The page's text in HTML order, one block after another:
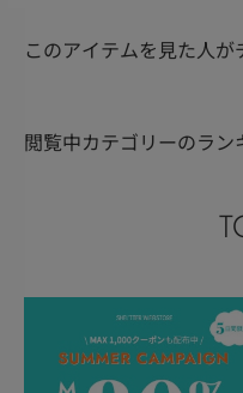
このアイテムを見た人
閲覧中カテゴリーのラン